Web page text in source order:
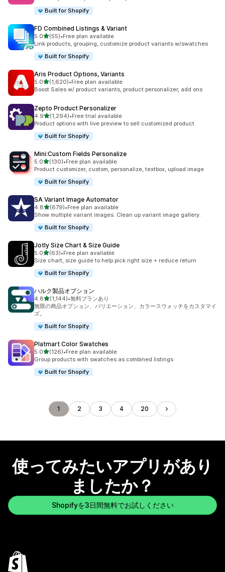
Built for Shopify
FD Combined Listings & Variant
5.05つ星中
(55)
合計レビュー数：55件
•Free plan available
Link products, grouping, customize product variants w/swatches
Built for Shopify
Aris Product Options, Variants
5.05つ星中
(1,620)
合計レビュー数：1620件
•Free plan available
Boost Sales w/ product variants, product personalizer, add ons
Zepto Product Personalizer
4.95つ星中
(1,294)
合計レビュー数：1294件
•Free trial available
Product options with live preview to sell customized product
Built for Shopify
Mini:Custom Fields Personalize
5.05つ星中
(130)
合計レビュー数：130件
•Free plan available
Product customizer, custom, personalize, textbox, upload image
Built for Shopify
SA Variant Image Automator
4.85つ星中
(679)
合計レビュー数：679件
•Free plan available
Show multiple variant images. Clean up variant image gallery.
Built for Shopify
Jotly Size Chart & Size Guide
5.05つ星中
(63)
合計レビュー数：63件
•Free plan available
Size chart, size guide to help pick right size + reduce return
Built for Shopify
ハルク製品オプション
4.85つ星中
(1,144)
合計レビュー数：1144件
•無料プランあり
無限の商品オプション、バリエーション、カラースウォッチをカスタマイ
ズ。
Built for Shopify
Platmart Color Swatches
5.05つ星中
(126)
合計レビュー数：126件
•Free plan available
Group products with swatches as combined listings
Built for Shopify
1 2 3 4 20
使ってみたいアプリがあり
ましたか？
Shopifyを3日間無料でお試しください